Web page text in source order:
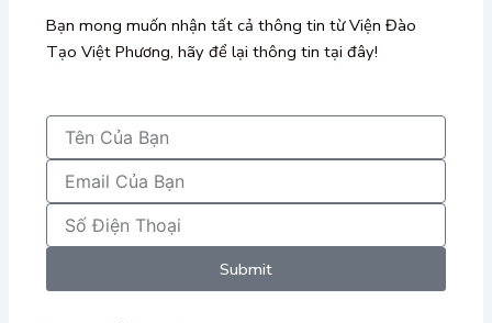
Bạn mong muốn nhận tất cả thông tin từ Viện Đào
Tạo Việt Phương, hãy để lại thông tin tại đây!
Submit